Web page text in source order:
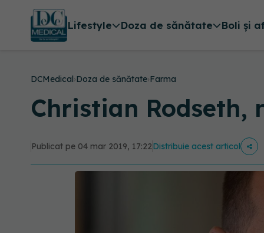
Lifestyle Doza de sănătate Boli și
DCMedical›Doza de sănătate›Farma
Christian Rodseth,
Publicat pe 04 mar 2019, 17:22Distribuie acest articol